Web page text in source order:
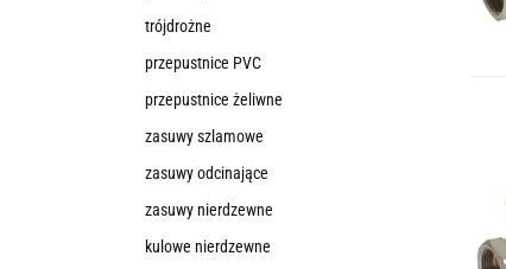
trójdrożne
przepustnice PVC
przepustnice żeliwne
zasuwy szlamowe
zasuwy odcinające
zasuwy nierdzewne
kulowe nierdzewne